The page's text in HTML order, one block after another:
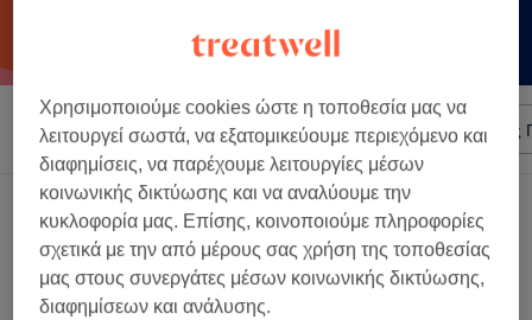
Ταξινόμηση κατά Οποιαδήποτε τιμή Σαλόνια Άμεσες
2 καταστήματα που προσφέρουν:
μανικιούρ ημιμόνιμο σε Ζάκυνθος, Ionian Islands
Χρησιμοποιούμε cookies ώστε η τοποθεσία μας να
λειτουργεί σωστά, να εξατομικεύουμε περιεχόμενο και
διαφημίσεις, να παρέχουμε λειτουργίες μέσων
κοινωνικής δικτύωσης και να αναλύουμε την
κυκλοφορία μας. Επίσης, κοινοποιούμε πληροφορίες
σχετικά με την από μέρους σας χρήση της τοποθεσίας
μας στους συνεργάτες μέσων κοινωνικής δικτύωσης,
διαφημίσεων και ανάλυσης.